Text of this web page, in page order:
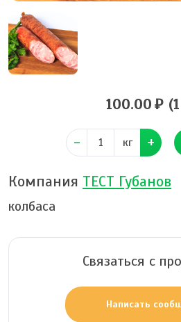
100.00
кг
Компания ТЕСТ Губанов
колбаса
Связаться с
Написать